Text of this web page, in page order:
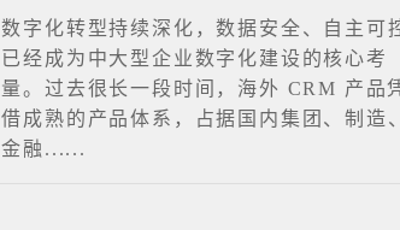
数字化转型持续深化，数据安全、自主可
已经成为中大型企业数字化建设的核心考
量。过去很长一段时间，海外 CRM 产品
借成熟的产品体系，占据国内集团、制造、
金融......